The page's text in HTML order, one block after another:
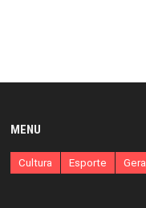
MENU
Cultura Esporte Geral